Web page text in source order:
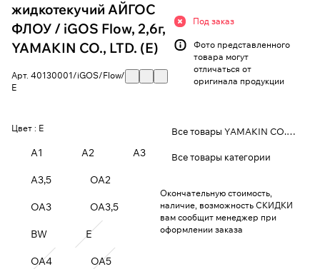
жидкотекучий АЙГОС
ФЛОУ / iGOS Flow, 2,6г,
YAMAKIN CO., LTD. (E)
Арт. 40130001/iGOS/Flow/
Е
Цвет : E
A1 A2 A3
A3,5 OA2
OA3 OA3,5
BW E
OA4 OA5
Под заказ
Фото представленного
товара могут
отличаться от
оригинала продукции
Все товары YAMAKIN CO., LTD.
Все товары категории
Окончательную стоимость,
наличие, возможность СКИДКИ
вам сообщит менеджер при
оформлении заказа